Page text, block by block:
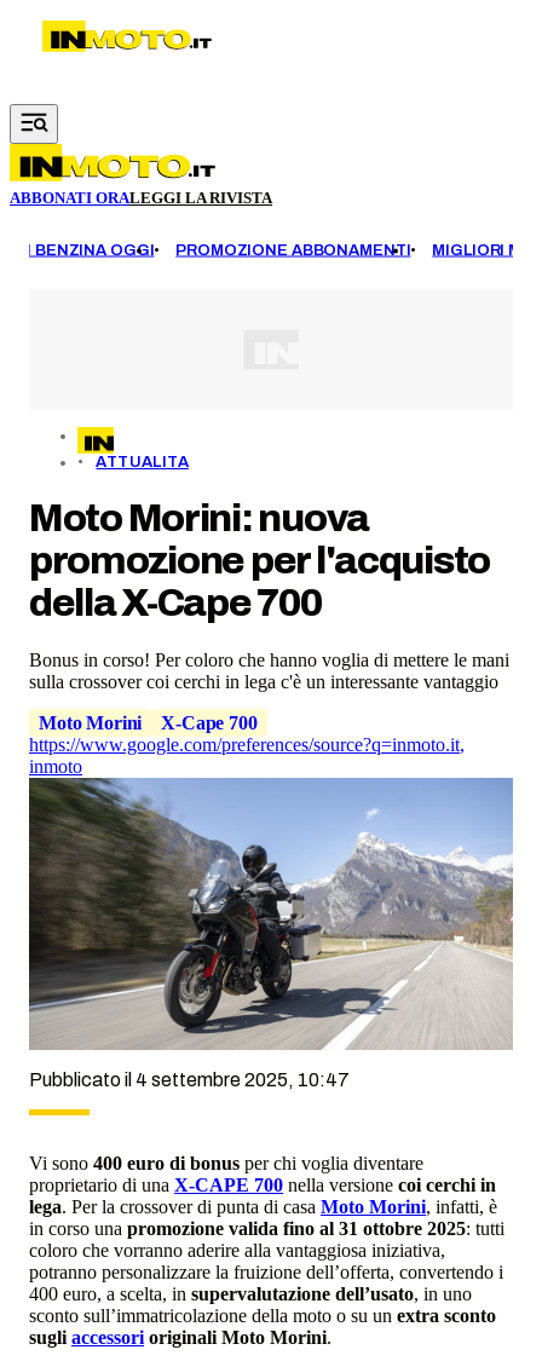
Vai al contenuto principale
ABBONATI ORALEGGI LA RIVISTA
BENZINA OGGI PROMOZIONE ABBONAMENTI MIGLIORI
ATTUALITA
Moto Morini: nuova
promozione per l'acquisto
della X-Cape 700
Bonus in corso! Per coloro che hanno voglia di mettere le mani
sulla crossover coi cerchi in lega c'è un interessante vantaggio
Moto Morini
X-Cape 700
https://www.google.com/preferences/source?q=inmoto.it,
inmoto
Pubblicato il 4 settembre 2025, 10:47
Vi sono 400 euro di bonus per chi voglia diventare
proprietario di una X-CAPE 700 nella versione coi cerchi in
lega. Per la crossover di punta di casa Moto Morini, infatti, è
in corso una promozione valida fino al 31 ottobre 2025: tutti
coloro che vorranno aderire alla vantaggiosa iniziativa,
potranno personalizzare la fruizione dell’offerta, convertendo i
400 euro, a scelta, in supervalutazione dell’usato, in uno
sconto sull’immatricolazione della moto o su un extra sconto
sugli accessori originali Moto Morini.